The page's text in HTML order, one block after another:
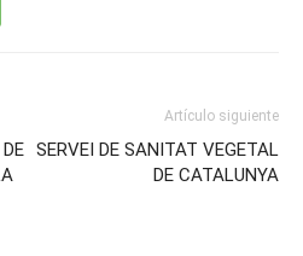
Artículo siguiente
SERVEI DE SANITAT VEGETAL
DE CATALUNYA